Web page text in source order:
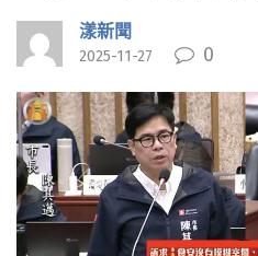
漾新聞
2025-11-27 0